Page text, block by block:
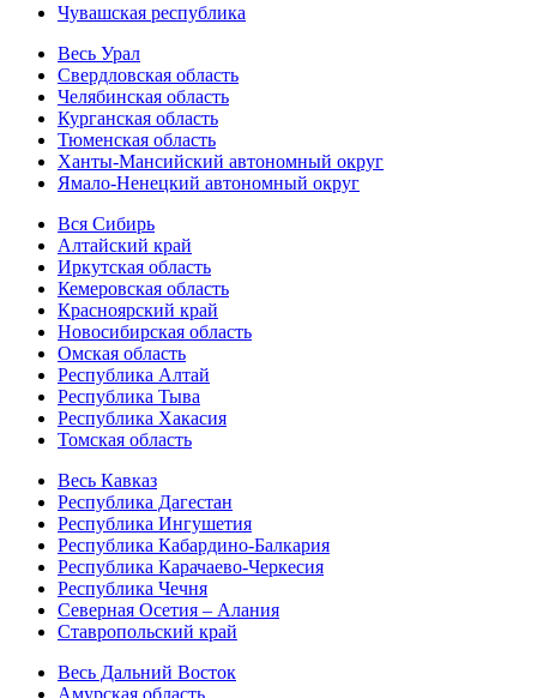
Чувашская республика
Весь Урал
Свердловская область
Челябинская область
Курганская область
Тюменская область
Ханты-Мансийский автономный округ
Ямало-Ненецкий автономный округ
Вся Сибирь
Алтайский край
Иркутская область
Кемеровская область
Красноярский край
Новосибирская область
Омская область
Республика Алтай
Республика Тыва
Республика Хакасия
Томская область
Весь Кавказ
Республика Дагестан
Республика Ингушетия
Республика Кабардино-Балкария
Республика Карачаево-Черкесия
Республика Чечня
Северная Осетия – Алания
Ставропольский край
Весь Дальний Восток
Амурская область